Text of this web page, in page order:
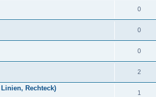
0
0
0
2
Rechteck)
1